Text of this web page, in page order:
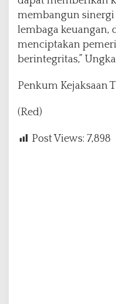
membangun sinergi
lembaga keuangan,
menciptakan
berintegritas,”
Penkum Kejaksaan
(Red)
Post Views: 7,898